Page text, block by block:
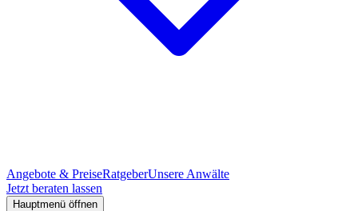
Angebote & PreiseRatgeberUnsere Anwälte
Jetzt beraten lassen
Hauptmenü öffnen